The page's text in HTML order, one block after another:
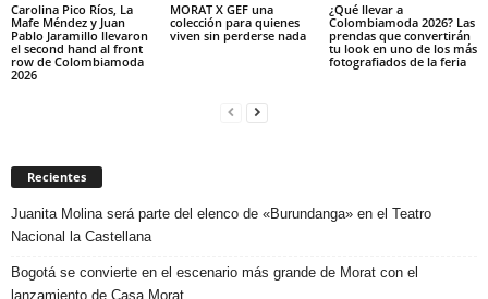
Carolina Pico Ríos, La
Mafe Méndez y Juan
Pablo Jaramillo llevaron
el second hand al front
row de Colombiamoda
2026
MORAT X GEF una
colección para quienes
viven sin perderse nada
¿Qué llevar a
Colombiamoda 2026? Las
prendas que convertirán
tu look en uno de los más
fotografiados de la feria
Recientes
Juanita Molina será parte del elenco de «Burundanga» en el Teatro
Nacional la Castellana
Bogotá se convierte en el escenario más grande de Morat con el
lanzamiento de Casa Morat